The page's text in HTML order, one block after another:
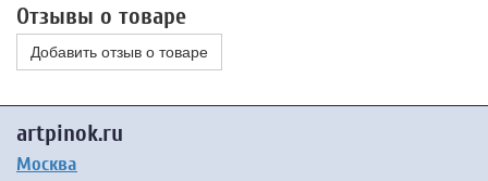
Отзывы о товаре
Добавить отзыв о товаре
artpinok.ru
Москва